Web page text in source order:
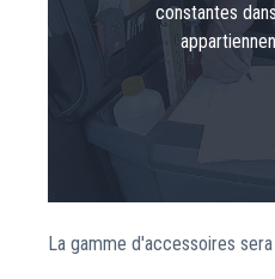
constantes
La gamme d'accessoires